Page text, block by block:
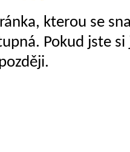
kterou se
Pokud jste